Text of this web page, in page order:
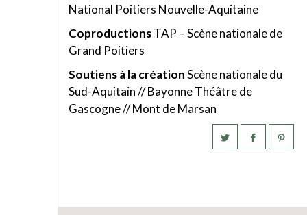
National Poitiers Nouvelle-Aquitaine
CoproductionsTAP – Scène nationale de
Grand Poitiers
Soutiens à la créationScène nationale du
Sud-Aquitain // Bayonne Théâtre de
Gascogne // Mont de Marsan